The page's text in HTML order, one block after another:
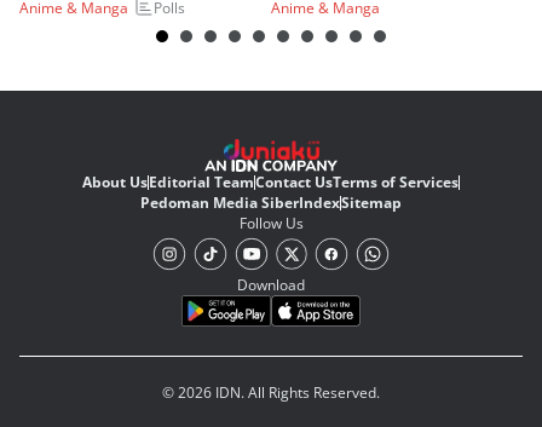
Anime & Manga
Polls
Anime & Manga
About UsEditorial TeamContact UsTerms of Services
Pedoman Media SiberIndexSitemap
Follow Us
Download
© 2026 IDN. All Rights Reserved.